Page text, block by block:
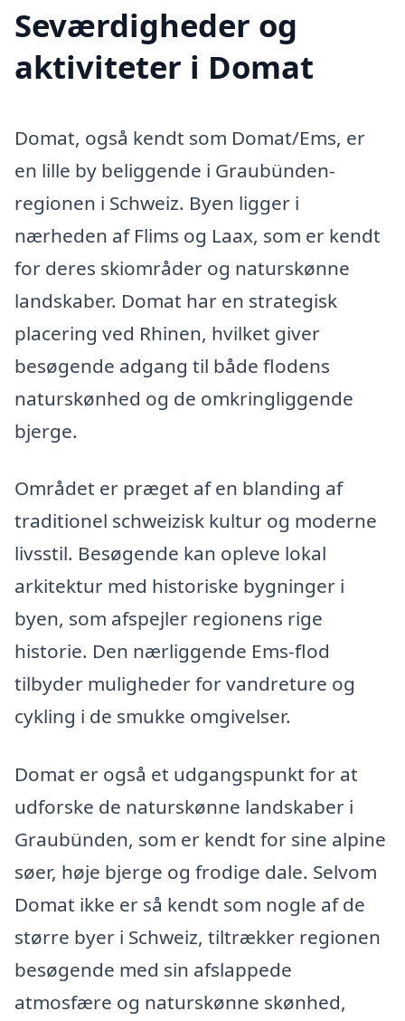
Seværdigheder og
aktiviteter i Domat
Domat, også kendt som Domat/Ems, er
en lille by beliggende i Graubünden-
regionen i Schweiz. Byen ligger i
nærheden af Flims og Laax, som er kendt
for deres skiområder og naturskønne
landskaber. Domat har en strategisk
placering ved Rhinen, hvilket giver
besøgende adgang til både flodens
naturskønhed og de omkringliggende
bjerge.
Området er præget af en blanding af
traditionel schweizisk kultur og moderne
livsstil. Besøgende kan opleve lokal
arkitektur med historiske bygninger i
byen, som afspejler regionens rige
historie. Den nærliggende Ems-flod
tilbyder muligheder for vandreture og
cykling i de smukke omgivelser.
Domat er også et udgangspunkt for at
udforske de naturskønne landskaber i
Graubünden, som er kendt for sine alpine
søer, høje bjerge og frodige dale. Selvom
Domat ikke er så kendt som nogle af de
større byer i Schweiz, tiltrækker regionen
besøgende med sin afslappede
atmosfære og naturskønne skønhed,